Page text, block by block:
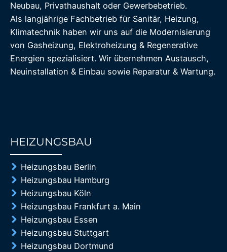
Neubau, Privathaushalt oder Gewerbebetrieb.
Als langjährige Fachbetrieb für Sanitär, Heizung,
Klimatechnik haben wir uns auf die Modernisierung
von Gasheizung, Elektroheizung & Regenerative
Energien spezialisiert. Wir übernehmen Austausch,
Neuinstallation & Einbau sowie Reparatur & Wartung.
HEIZUNGSBAU
Heizungsbau Berlin
Heizungsbau Hamburg
Heizungsbau Köln
Heizungsbau Frankfurt a. Main
Heizungsbau Essen
Heizungsbau Stuttgart
Heizungsbau Dortmund